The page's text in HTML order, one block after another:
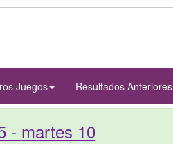
Juegos Resultados Anteriores
- martes 10